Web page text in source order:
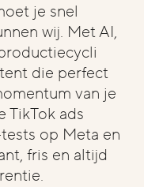
je snel
wij. Met AI,
die perfect
van je
TikTok ads
op Meta en
fris en altijd